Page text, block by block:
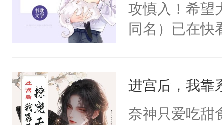
攻慎入！希望
同名）已在快
成为所有白莲
I，他们决定
进宫后，我靠
奈神只爱吃甜